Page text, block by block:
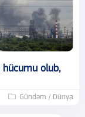
hücumu olub,
Gündəm / Dünya